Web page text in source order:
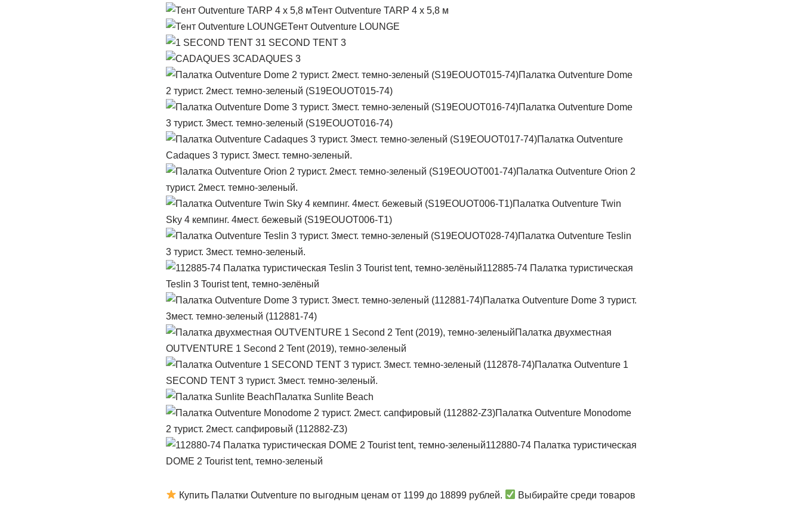
Тент Outventure TARP 4 х 5,8 м
Тент Outventure LOUNGE
1 SECOND TENT 3
CADAQUES 3
Палатка Outventure Dome
2 турист. 2мест. темно-зеленый (S19EOUOT015-74)
Палатка Outventure Dome
3 турист. 3мест. темно-зеленый (S19EOUOT016-74)
Палатка Outventure
Cadaques 3 турист. 3мест. темно-зеленый.
Палатка Outventure Orion 2
турист. 2мест. темно-зеленый.
Палатка Outventure Twin
Sky 4 кемпинг. 4мест. бежевый (S19EOUOT006-T1)
Палатка Outventure Teslin
3 турист. 3мест. темно-зеленый.
112885-74 Палатка туристическая
Teslin 3 Tourist tent, темно-зелёный
Палатка Outventure Dome 3 турист.
3мест. темно-зеленый (112881-74)
Палатка двухместная
OUTVENTURE 1 Second 2 Tent (2019), темно-зеленый
Палатка Outventure 1
SECOND TENT 3 турист. 3мест. темно-зеленый.
Палатка Sunlite Beach
Палатка Outventure Monodome
2 турист. 2мест. сапфировый (112882-Z3)
112880-74 Палатка туристическая
DOME 2 Tourist tent, темно-зеленый
Купить Палатки Outventure по выгодным ценам от 1199 до 18899 рублей. Выбирайте среди товаров